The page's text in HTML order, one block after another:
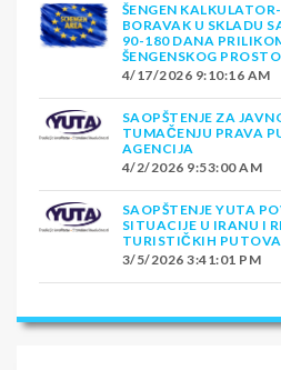
ŠENGEN
BORAVAK U SKLADU
90-180 DANA
ŠENGENSKOG
4/17/2026 9:10:16 AM
SAOPŠTENJE ZA
TUMAČENJU PRAVA
AGENCIJA
4/2/2026 9:53:00 AM
SAOPŠTENJE YUTA
SITUACIJE U IRANU I
TURISTIČKIH
3/5/2026 3:41:01 PM